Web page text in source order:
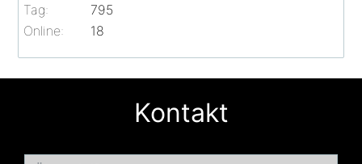
Online: 18
Tag:
795
Kontakt